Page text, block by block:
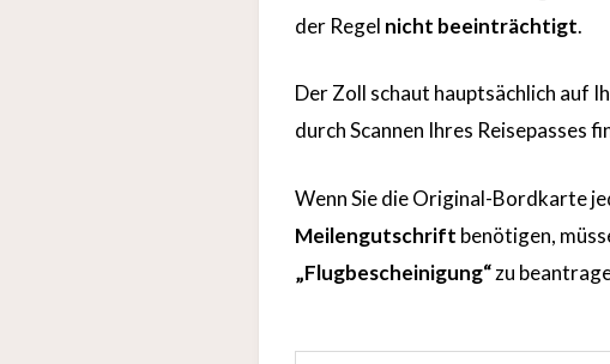
der Regel nicht beeinträchtigt.
Der Zoll schaut hauptsächlich auf
durch Scannen Ihres Reisepasses
Wenn Sie die Original-Bordkarte
Meilengutschrift benötigen,
„Flugbescheinigung“zu